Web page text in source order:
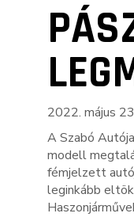
2022. május
A Szabó
modell
fémjelzett
leginkább